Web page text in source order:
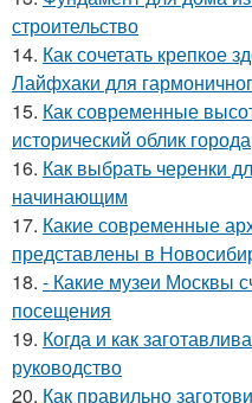
строительство
14. Как сочетать крепкое
Лайфхаки для
15. Как современные
исторический облик города
16. Как выбрать черенки
начинающим
17. Какие современные
представлены в
18. - Какие музеи Москвы
посещения
19. Когда и как
руководство
20. Как правильно